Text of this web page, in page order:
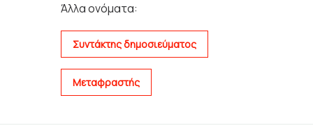
Άλλα ονόματα:
Συντάκτης δημοσιεύματος
Μεταφραστής